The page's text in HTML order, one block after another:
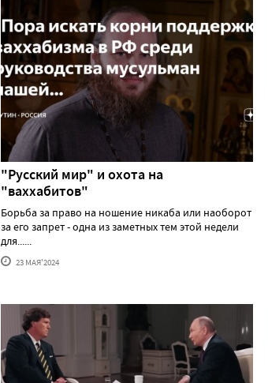
"Русский мир" и охота на
"ваххабитов"
Борьба за право на ношение никаба или наоборот
за его запрет - одна из заметных тем этой недели
для......
23 МАЯ'2024